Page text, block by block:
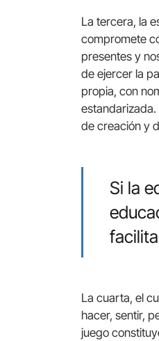
La tercera, la
compromete
presentes y
de ejercer la
propia, con
de creación y
Si la
La cuarta, el
hacer, sentir,
juego